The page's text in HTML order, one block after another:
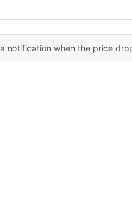
notification when the price